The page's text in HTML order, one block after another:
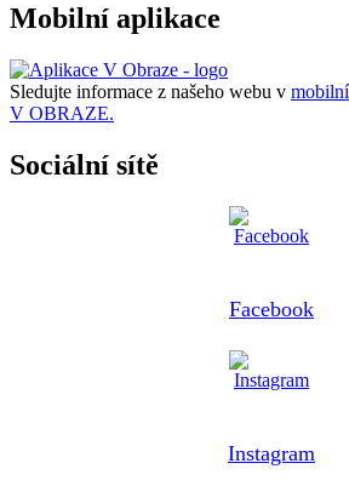
Mobilní aplikace
Sledujte informace z našeho webu v
V OBRAZE.
Sociální sítě
Facebook
Instagram